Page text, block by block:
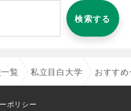
検索する
覧 私立目白大学 おすす
ポリシー